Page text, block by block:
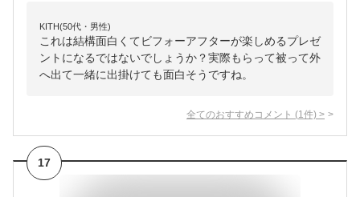
KITH(50代・男性)
これは結構面白くてビフォーアフターが楽しめるプレゼ
ントになるではないでしょうか？実際もらって被って外
へ出て一緒に出掛けても面白そうですね。
全てのおすすめコメント (1 件) >
17